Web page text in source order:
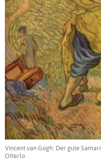
Vincent van Gogh: Der gute
Otterlo